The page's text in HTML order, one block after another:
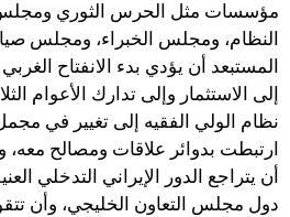
مؤسسات مثل الحرس الثوري
النظام، ومجلس الخبراء، ومجلس
المستبعد أن يؤدي بدء الانفتاح
إلى الاستثمار وإلى تدارك الأعوام
نظام الولي الفقيه إلى تغيير في
ارتبطت بدوائر علاقات ومصالح معه،
أن يتراجع الدور الإيراني التدخلي
دول مجلس التعاون الخليجي، وأن